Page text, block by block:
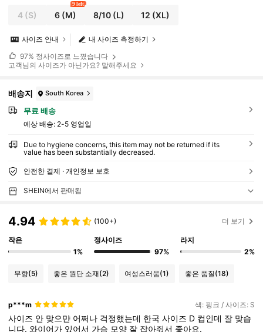
4 (S) 6 (M)
9 left
8/10(L) 12 (XL)
내 사이즈 측정하기
사이즈 안내
97% 정사이즈로 느꼈습니다
고객님의 사이즈가 아닌가요? 말해주세요
배송지 South Korea
무료 배송
예상 배송: 2-5 영업일
Due to hygiene concerns, this item may not be returned if its
value has been substantially decreased.
안전한 결제 · 개인정보 보호
SHEIN에서 판매됨
4.94 (100+) 더 보기
작은
1%
정사이즈
97%
라지
2%
무향(5) 좋은 원단 소재(2) 여성스러움(1) 좋은 품질(18)
p***m 색: 핑크 / 사이즈: S
사이즈 안 맞으먄 어쩌나 걱정했는데 한국사이즈 D 컵인데 잘 맞습
니다.와이어가 있어서 가슴 모양 잘 잡아줘서 좋아요.